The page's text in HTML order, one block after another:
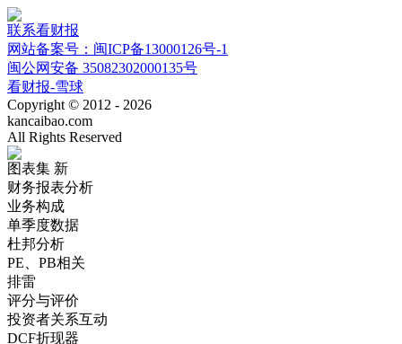
联系看财报
网站备案号：闽ICP备13000126号-1
闽公网安备 35082302000135号
看财报-雪球
Copyright © 2012 - 2026
kancaibao.com
All Rights Reserved
图表集 新
财务报表分析
业务构成
单季度数据
杜邦分析
PE、PB相关
排雷
评分与评价
投资者关系互动
DCF折现器